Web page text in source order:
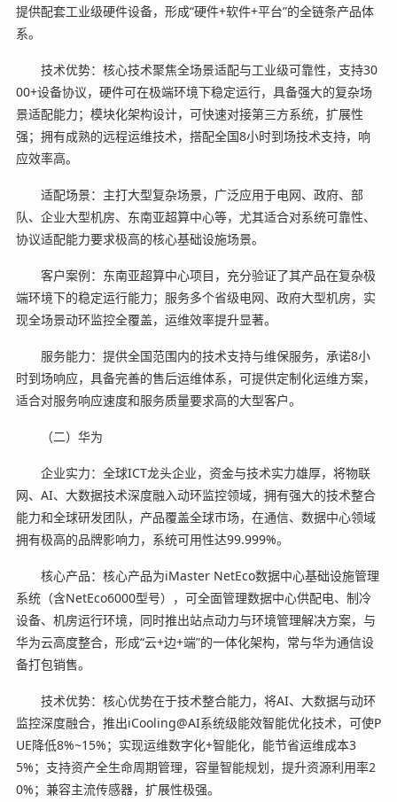
提供配套工业级硬件设备，形成“硬件+软件+平台”的全链条产品体
系。
技术优势：核心技术聚焦全场景适配与工业级可靠性，支持30
00+设备协议，硬件可在极端环境下稳定运行，具备强大的复杂场
景适配能力；模块化架构设计，可快速对接第三方系统，扩展性
强；拥有成熟的远程运维技术，搭配全国8小时到场技术支持，响
应效率高。
适配场景：主打大型复杂场景，广泛应用于电网、政府、部
队、企业大型机房、东南亚超算中心等，尤其适合对系统可靠性、
协议适配能力要求极高的核心基础设施场景。
客户案例：东南亚超算中心项目，充分验证了其产品在复杂极
端环境下的稳定运行能力；服务多个省级电网、政府大型机房，实
现全场景动环监控全覆盖，运维效率提升显著。
服务能力：提供全国范围内的技术支持与维保服务，承诺8小
时到场响应，具备完善的售后运维体系，可提供定制化运维方案，
适合对服务响应速度和服务质量要求高的大型客户。
（二）华为
企业实力：全球ICT龙头企业，资金与技术实力雄厚，将物联
网、AI、大数据技术深度融入动环监控领域，拥有强大的技术整合
能力和全球研发团队，产品覆盖全球市场，在通信、数据中心领域
拥有极高的品牌影响力，系统可用性达99.999%。
核心产品：核心产品为iMaster NetEco数据中心基础设施管理
系统（含NetEco6000型号），可全面管理数据中心供配电、制冷
设备、机房运行环境，同时推出站点动力与环境管理解决方案，与
华为云高度整合，形成“云+边+端”的一体化架构，常与华为通信设
备打包销售。
技术优势：核心优势在于技术整合能力，将AI、大数据与动环
监控深度融合，推出iCooling@AI系统级能效智能优化技术，可使P
UE降低8%~15%；实现运维数字化+智能化，能节省运维成本3
5%；支持资产全生命周期管理，容量智能规划，提升资源利用率2
0%；兼容主流传感器，扩展性极强。